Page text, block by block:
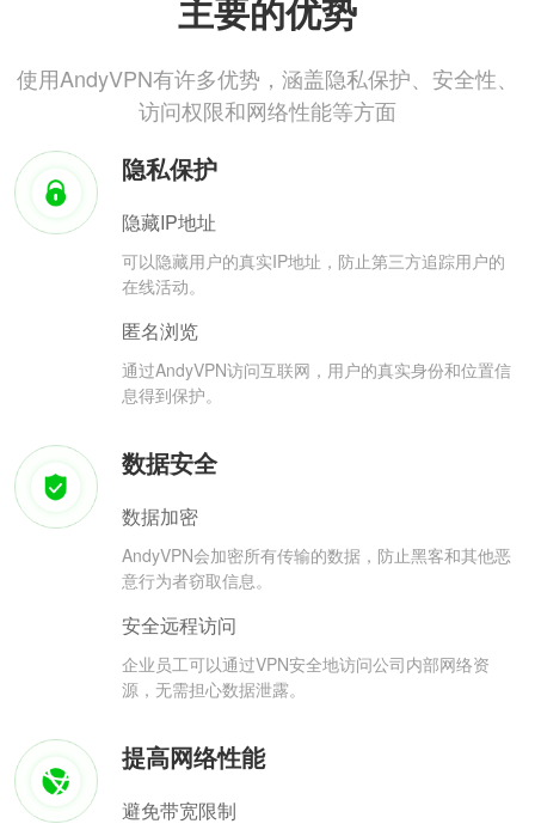
主要的优势
使用AndyVPN有许多优势，涵盖隐私保护、安全性、
访问权限和网络性能等方面
隐私保护
隐藏IP地址
可以隐藏用户的真实IP地址，防止第三方追踪用户的
在线活动。
匿名浏览
通过AndyVPN访问互联网，用户的真实身份和位置信
息得到保护。
数据安全
数据加密
AndyVPN会加密所有传输的数据，防止黑客和其他恶
意行为者窃取信息。
安全远程访问
企业员工可以通过VPN安全地访问公司内部网络资
源，无需担心数据泄露。
提高网络性能
避免带宽限制